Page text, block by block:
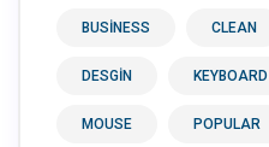
BUSINESS CLEAN
DESGIN KEYBOARD
MOUSE POPULAR